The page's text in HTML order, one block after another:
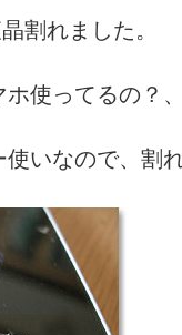
割れました。
ホ使ってるの？
いなので、割